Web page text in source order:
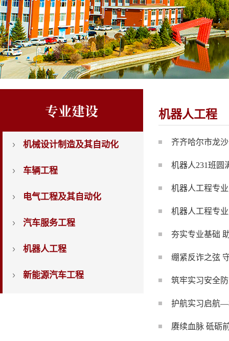
专业建设
机械设计制造及其自动化
车辆工程
电气工程及其自动化
汽车服务工程
机器人工程
新能源汽车工程
机器人工程
齐齐哈尔市龙
机器人231班圆
机器人工程专
机器人工程专
夯实专业基础
绷紧反诈之弦
筑牢实习安全
护航实习启航—
赓续血脉 砥砺